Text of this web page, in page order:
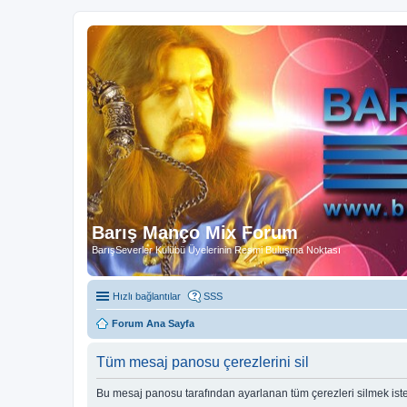
Barış Manço Mix Forum
BarışSeverler Kulübü Üyelerinin Resmi Buluşma Noktası
Hızlı bağlantılar SSS
Forum Ana Sayfa
Tüm mesaj panosu çerezlerini sil
Bu mesaj panosu tarafından ayarlanan tüm çerezleri silmek